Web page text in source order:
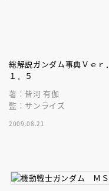
総解説ガンダム事典Ｖｅｒ．
１．５
著：皆河 有伽
監：サンライズ
2009.08.21